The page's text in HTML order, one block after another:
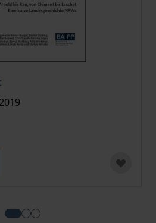
richtet sich nach der
View more about Heimat &
View more about Das
View more about Auf